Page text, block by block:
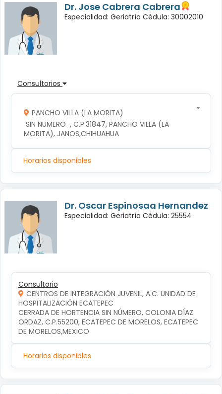
Dr. Jose Cabrera Cabrera
Especialidad: Geriatría Cédula: 30002010
Consultorios
PANCHO VILLA (LA MORITA)
MORITA), JANOS,CHIHUAHUA
Horarios disponibles
Dr. Oscar Espinosaa Hernandez
Especialidad: Geriatría Cédula: 25554
Consultorio
CENTROS DE INTEGRACIÓN JUVENIL, A.C. UNIDAD DE
HOSPITALIZACIÓN ECATEPEC
CERRADA DE HORTENCIA SIN NÚMERO, COLONIA DÍAZ
ORDAZ, C.P.55200, ECATEPEC DE MORELOS, ECATEPEC
DE MORELOS,MEXICO
Horarios disponibles